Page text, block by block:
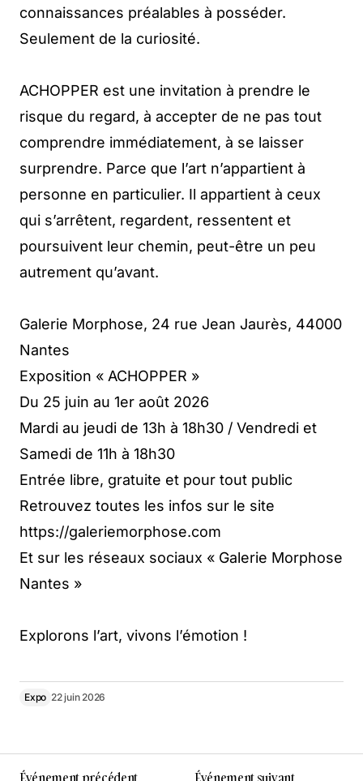
connaissances préalables à posséder.
Seulement de la curiosité.
ACHOPPER est une invitation à prendre le
risque du regard, à accepter de ne pas tout
comprendre immédiatement, à se laisser
surprendre. Parce que l’art n’appartient à
personne en particulier. Il appartient à ceux
qui s’arrêtent, regardent, ressentent et
poursuivent leur chemin, peut-être un peu
autrement qu’avant.
Galerie Morphose, 24 rue Jean Jaurès, 44000
Nantes
Exposition « ACHOPPER »
Du 25 juin au 1er août 2026
Mardi au jeudi de 13h à 18h30 / Vendredi et
Samedi de 11h à 18h30
Entrée libre, gratuite et pour tout public
Retrouvez toutes les infos sur le site
https://galeriemorphose.com
Et sur les réseaux sociaux « Galerie Morphose
Nantes »
Explorons l’art, vivons l’émotion !
Expo 22 juin 2026
Événement précédent
Événement suivant